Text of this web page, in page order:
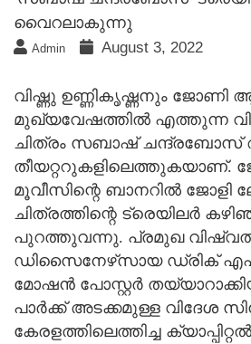
വൈറലാകുന്നു
Admin August 3, 2022
വിഷ്ണു ഉണ്ണികൃഷ്ണനും ജോണി
മുഖ്യവേഷത്തിൽ എത്തുന്ന
ചിത്രം സബാഷ്‌ ചന്ദ്രബോസ്
തീയറ്ററുകളിലെത്തുകയാണ്.
മൂവീസിന്റെ ബാനറിൽ ജോളി
ചിത്രത്തിന്റെ ട്രെയിലര്‍
പുറത്തുവന്നു. പ്രമുഖ
ഡിസൈനേഴ്‌സായ ഡ്രിക്
മോഷൻ പോസ്റ്റർ
പാർക്ക് അടക്കമുള്ള വിദേശ
കേരളത്തിലെത്തിച്ച